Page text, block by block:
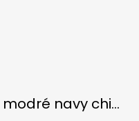
Pánské tmavě modré navy chinos Ed Baxter, prodloužené